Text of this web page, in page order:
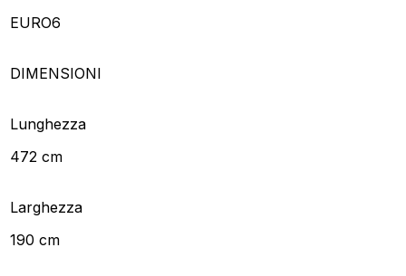
EURO6
DIMENSIONI
Lunghezza
472 cm
Larghezza
190 cm